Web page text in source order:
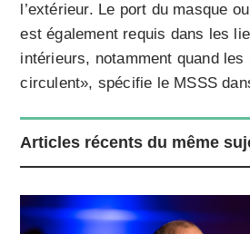
l’extérieur. Le port du masque
est également requis dans les
intérieurs, notamment quand les
circulent», spécifie le MSSS
Articles récents du même